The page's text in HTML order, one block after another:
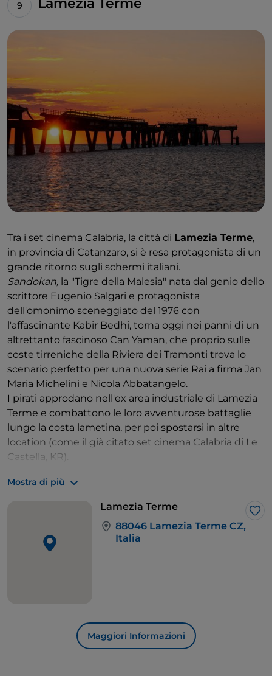
Lamezia Terme
Tra i set cinema Calabria, la città di Lamezia Terme,
in provincia di Catanzaro, si è resa protagonista di un
grande ritorno sugli schermi italiani.
Sandokan, la "Tigre della Malesia" nata dal genio dello
scrittore Eugenio Salgari e protagonista
dell'omonimo sceneggiato del 1976 con
l'affascinante Kabir Bedhi, torna oggi nei panni di un
altrettanto fascinoso Can Yaman, che proprio sulle
coste tirreniche della Riviera dei Tramonti trova lo
scenario perfetto per una nuova serie Rai a firma Jan
Maria Michelini e Nicola Abbatangelo.
I pirati approdano nell'ex area industriale di Lamezia
Terme e combattono le loro avventurose battaglie
lungo la costa lametina, per poi spostarsi in altre
location (come il già citato set cinema Calabria di Le
Castella, KR).
è ambientata la storia di Michele Scimone (alias,
Beppe Fiorello) e Fatima (alias, Cristina Parcu)
regista calabrese Mario Vitale. Una storia di riscatto
umano e sociale ispirata alla tradizionale Maratona di
Mostra di più
Lamezia Terme
88046 Lamezia Terme CZ,
Italia
Maggiori Informazioni